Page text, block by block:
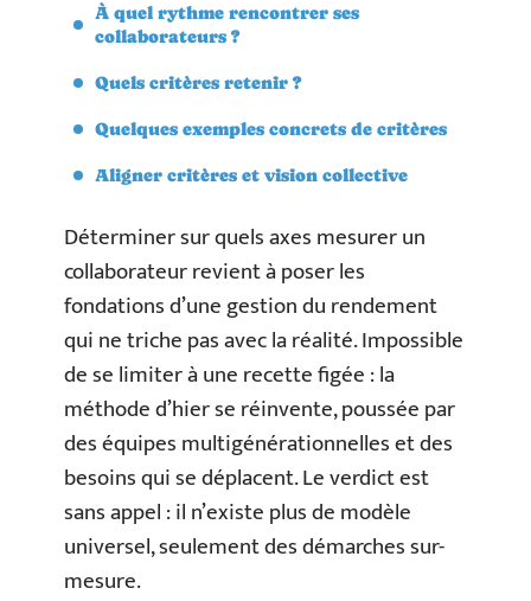
À quel rythme rencontrer ses
collaborateurs ?
Quels critères retenir ?
Quelques exemples concrets de critères
Aligner critères et vision collective
Déterminer sur quels axes mesurer un
collaborateur revient à poser les
fondations d’une gestion du rendement
qui ne triche pas avec la réalité. Impossible
de se limiter à une recette figée : la
méthode d’hier se réinvente, poussée par
des équipes multigénérationnelles et des
besoins qui se déplacent. Le verdict est
sans appel : il n’existe plus de modèle
universel, seulement des démarches sur-
mesure.